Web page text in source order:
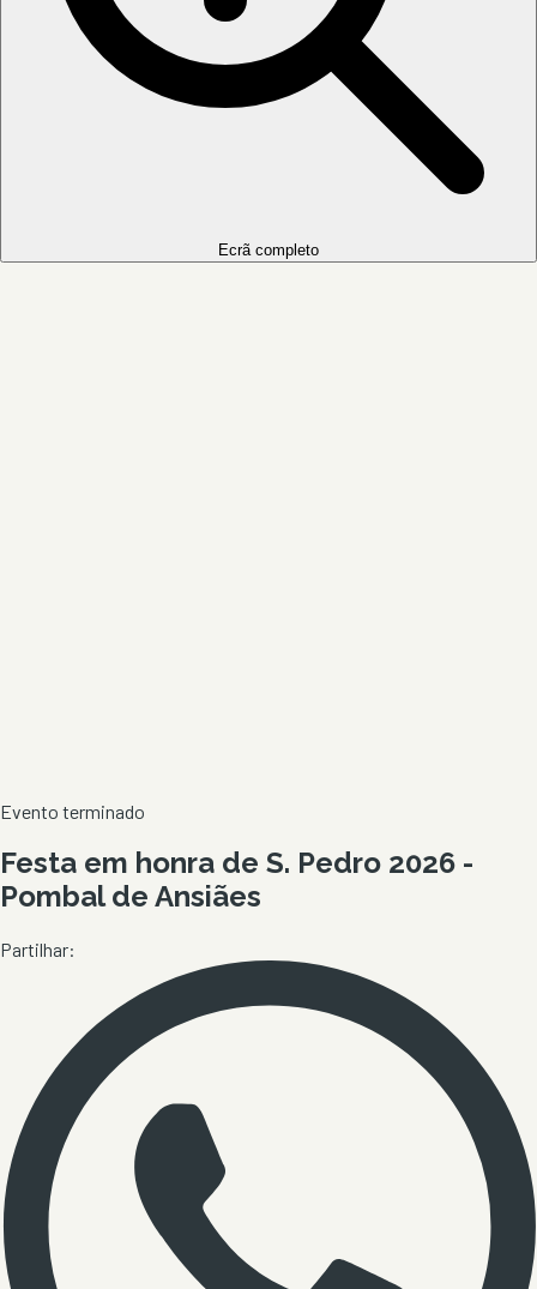
Ecrã completo
Evento terminado
Festa em honra de S. Pedro 2026 -
Pombal de Ansiães
Partilhar: